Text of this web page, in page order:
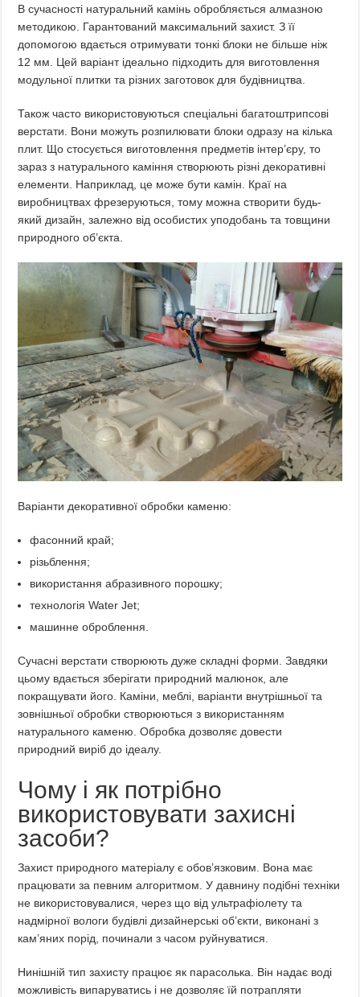
В сучасності натуральний камінь обробляється алмазною
методикою. Гарантований максимальний захист. З її
допомогою вдається отримувати тонкі блоки не більше ніж
12 мм. Цей варіант ідеально підходить для виготовлення
модульної плитки та різних заготовок для будівництва.
Також часто використовуються спеціальні багатоштрипсові
верстати. Вони можуть розпилювати блоки одразу на кілька
плит. Що стосується виготовлення предметів інтер’єру, то
зараз з натурального каміння створюють різні декоративні
елементи. Наприклад, це може бути камін. Краї на
виробництвах фрезеруються, тому можна створити будь-
який дизайн, залежно від особистих уподобань та товщини
природного об’єкта.
Варіанти декоративної обробки каменю:
фасонний край;
різьблення;
використання абразивного порошку;
технологія Water Jet;
машинне оброблення.
Сучасні верстати створюють дуже складні форми. Завдяки
цьому вдається зберігати природний малюнок, але
покращувати його. Каміни, меблі, варіанти внутрішньої та
зовнішньої обробки створюються з використанням
натурального каменю. Обробка дозволяє довести
природний виріб до ідеалу.
Чому і як потрібно
використовувати захисні
засоби?
Захист природного матеріалу є обов’язковим. Вона має
працювати за певним алгоритмом. У давнину подібні техніки
не використовувалися, через що від ультрафіолету та
надмірної вологи будівлі дизайнерські об’єкти, виконані з
кам’яних порід, починали з часом руйнуватися.
Нинішній тип захисту працює як парасолька. Він надає воді
можливість випаруватись і не дозволяє їй потрапляти